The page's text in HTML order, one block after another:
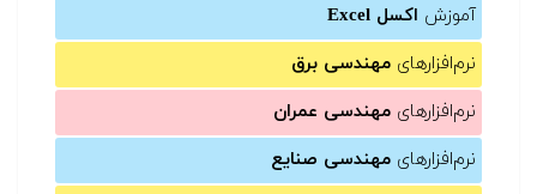
آموزش اکسل Excel
نرم‌افزارهای مهندسی برق
نرم‌افزارهای مهندسی عمران
نرم‌افزارهای مهندسی صنایع